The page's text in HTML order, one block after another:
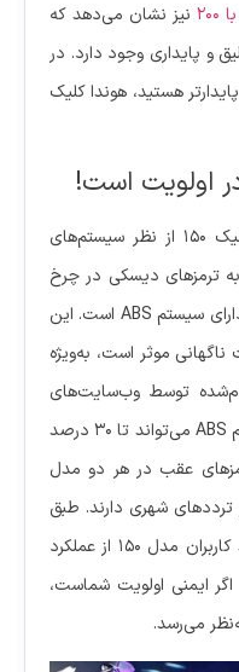
نیز نشان می‌دهد که
و پایداری وجود دارد. در
هستید، هوندا کلیک
اولویت است!
مقایسه مدل کلیک ۱۲۵ با هوندا کلیک ۱۵۰ از نظر سیستم‌های
ترمزهای دیسکی در چرخ
جلو مجهز هستند، اما تنها مدل ۱۵۰ دارای سیستم ABS است. این
موثر است، به‌ویژه
توسط وب‌سایت‌های
معتبر خارجی نشان می‌دهد که سیستم ABS می‌تواند تا ۳۰ درصد
عقب در هر دو مدل
شهری دارند. طبق
نظرسنجی‌های صورت‌گرفته، ۷۲ درصد کاربران مدل ۱۵۰ از عملکرد
اگر ایمنی اولویت شماست،